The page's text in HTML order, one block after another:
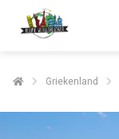
Griekenland